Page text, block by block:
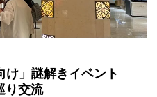
け」謎解きイベント
り交流